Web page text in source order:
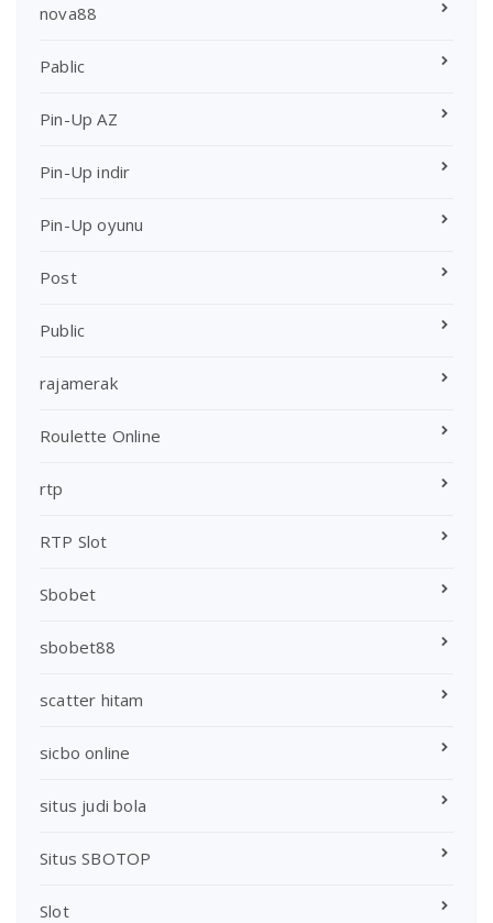
nova88
Pablic
Pin-Up AZ
Pin-Up indir
Pin-Up oyunu
Post
Public
rajamerak
Roulette Online
rtp
RTP Slot
Sbobet
sbobet88
scatter hitam
sicbo online
situs judi bola
Situs SBOTOP
Slot